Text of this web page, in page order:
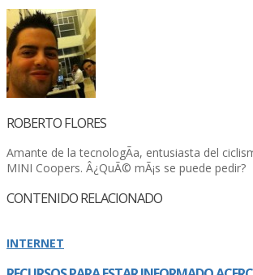
ROBERTO FLORES
Amante de la tecnologÃ­a, entusiasta del
MINI Coopers. Â¿QuÃ© mÃ¡s se puede pedir?
CONTENIDO RELACIONADO
INTERNET